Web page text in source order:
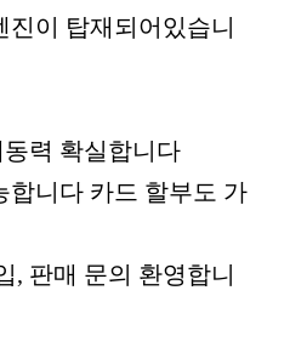
이 탑재되어있습니
력 확실합니다
니다 카드 할부도 가
판매 문의 환영합니